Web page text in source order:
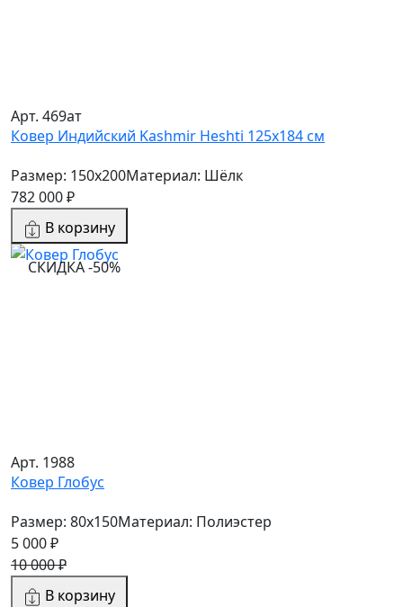
Арт. 469ат
Ковер Индийский Kashmir Heshti 125x184 см
Размер: 150x200Материал: Шёлк
782 000 ₽
В корзину
СКИДКА -50%
Арт. 1988
Ковер Глобус
Размер: 80x150Материал: Полиэстер
5 000 ₽
10 000 ₽
В корзину